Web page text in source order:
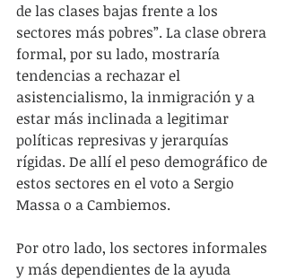
de las clases bajas frente a los
sectores más pobres”. La clase obrera
formal, por su lado, mostraría
tendencias a rechazar el
asistencialismo, la inmigración y a
estar más inclinada a legitimar
políticas represivas y jerarquías
rígidas. De allí el peso demográfico de
estos sectores en el voto a Sergio
Massa o a Cambiemos.
Por otro lado, los sectores informales
y más dependientes de la ayuda